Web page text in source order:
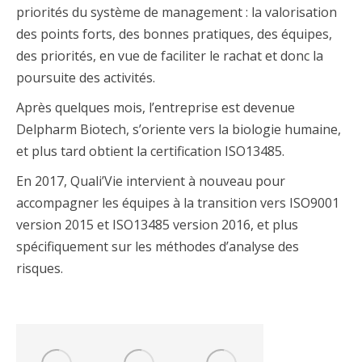
priorités du système de management : la valorisation
des points forts, des bonnes pratiques, des équipes,
des priorités, en vue de faciliter le rachat et donc la
poursuite des activités.
Après quelques mois, l’entreprise est devenue
Delpharm Biotech, s’oriente vers la biologie humaine,
et plus tard obtient la certification ISO13485.
En 2017, Quali’Vie intervient à nouveau pour
accompagner les équipes à la transition vers ISO9001
version 2015 et ISO13485 version 2016, et plus
spécifiquement sur les méthodes d’analyse des
risques.